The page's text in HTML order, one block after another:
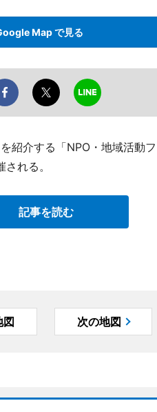
Map で見る
紹介する「NPO・地域活動
れる。
記事を読む
図 次の地図